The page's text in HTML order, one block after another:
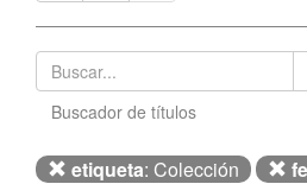
Buscador de títulos
etiqueta: Colección